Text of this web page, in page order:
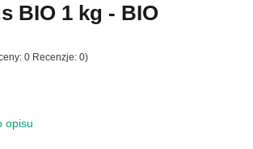
BIO 1 kg - BIO
0 Recenzje: 0)
opisu